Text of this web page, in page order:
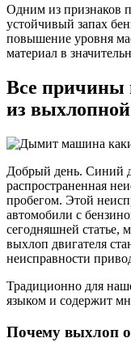
Одним из признаков
устойчивый запах
повышение уровня
материал в
Все причины
из
Добрый день. Синий
распространенная
пробегом. Этой
автомобили с
сегодняшней статье,
выхлоп двигателя
неисправности
Традиционно для
языком и содержит
Почему выхлоп